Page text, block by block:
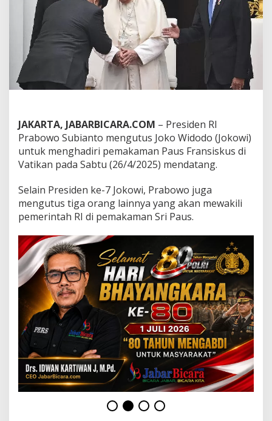
g
a
i
m
k
a
m
n
a
u
F
r
a
n
s
i
k
u
s
T
e
r
m
a
JAKARTA, JABARBICARA.COM – Presiden RI
Prabowo Subianto mengutus Joko Widodo (Jokowi)
untuk menghadiri pemakaman Paus Fransiskus di
Vatikan pada Sabtu (26/4/2025) mendatang.
Selain Presiden ke-7 Jokowi, Prabowo juga
mengutus tiga orang lainnya yang akan mewakili
pemerintah RI di pemakaman Sri Paus.